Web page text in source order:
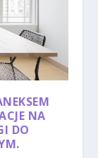
NA
DO